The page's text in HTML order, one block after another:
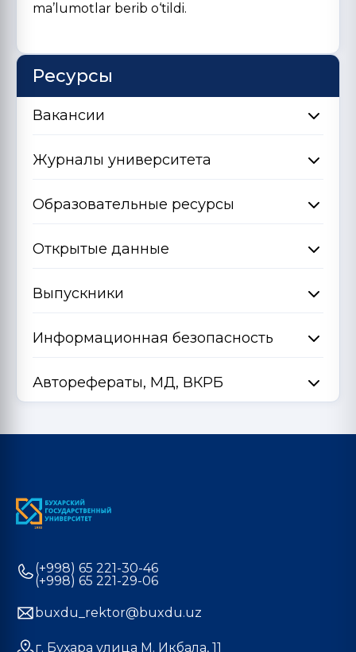
ma’lumotlar berib o‘tildi.
Ресурсы
Вакансии
Журналы университета
Образовательные ресурсы
Открытые данные
Выпускники
Информационная безопасность
Авторефераты, МД, ВКРБ
(+998) 65 221-30-46
(+998) 65 221-29-06
buxdu_rektor@buxdu.uz
г. Бухара улица М. Икбала, 11